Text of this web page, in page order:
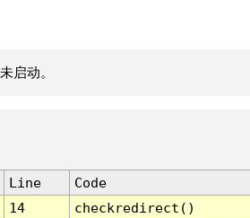
启动。
Line
Code
14
checkredirect()